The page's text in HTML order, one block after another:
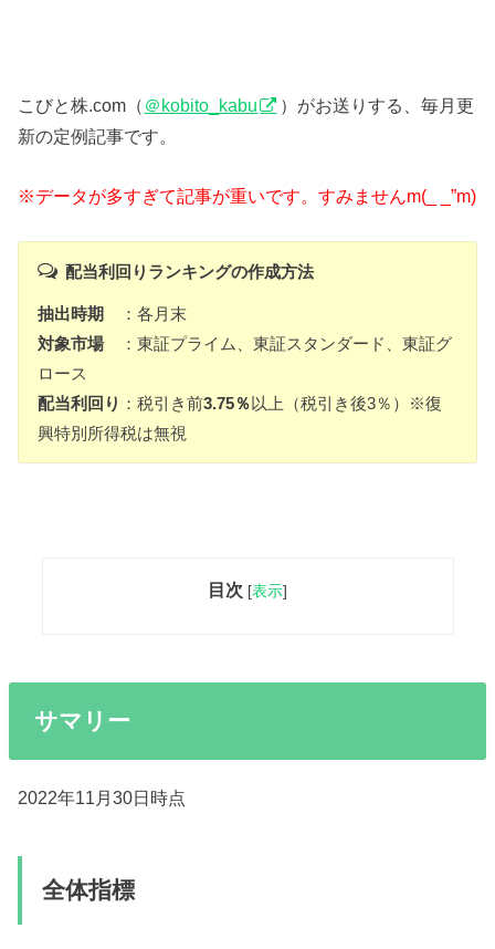
こびと株.com（ ＠kobito_kabu
）がお送りする、毎月更
新の定例記事です。
※データが多すぎて記事が重いです。すみませんm(_ _”m)
配当利回りランキングの作成方法
抽出時期
：各月末
対象市場
：東証プライム、東証スタンダード、東証グ
ロース
配当利回り ：税引き前3.75％以上（税引き後3％）※復
興特別所得税は無視
目次 [表示]
サマリー
2022年11月30日時点
全体指標